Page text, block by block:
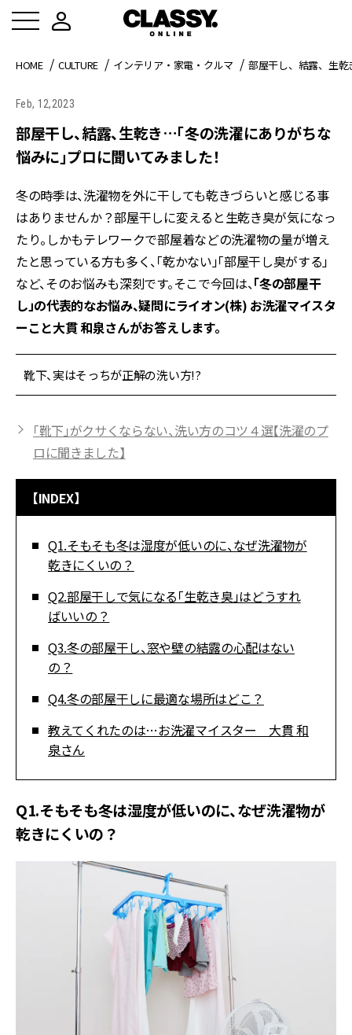
HOME CULTURE インテリア・家電・クルマ 部屋干し、結露、生
Feb, 12,2023
部屋干し、結露、生乾き…「冬の洗濯にありがちな
悩みに」プロに聞いてみました！
冬の時季は、洗濯物を外に干しても乾きづらいと感じる事
はありませんか？部屋干しに変えると生乾き臭が気になっ
たり。しかもテレワークで部屋着などの洗濯物の量が増え
たと思っている方も多く、「乾かない」「部屋干し臭がする」
など、そのお悩みも深刻です。そこで今回は、「冬の部屋干
し」の代表的なお悩み、疑問にライオン(株) お洗濯マイスタ
ーこと大貫 和泉さんがお答えします。
靴下、実はそっちが正解の洗い方!?
「靴下」がクサくならない、洗い方のコツ４選【洗濯のプ
ロに聞きました】
【INDEX】
Q1.そもそも冬は湿度が低いのに、なぜ洗濯物が
乾きにくいの？
Q2.部屋干しで気になる「生乾き臭」はどうすれ
ばいいの？
Q3.冬の部屋干し、窓や壁の結露の心配はない
の？
Q4.冬の部屋干しに最適な場所はどこ？
教えてくれたのは…お洗濯マイスター 大貫 和
泉さん
Q1.そもそも冬は湿度が低いのに、なぜ洗濯物が
乾きにくいの？